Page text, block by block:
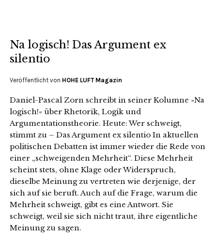
Na logisch! Das Argument ex
silentio
Veröffentlicht von HOHE LUFT Magazin
Daniel-Pascal Zorn schreibt in seiner Kolumne »Na
logisch!« über Rhetorik, Logik und
Argumentationstheorie. Heute: Wer schweigt,
stimmt zu – Das Argument ex silentio In aktuellen
politischen Debatten ist immer wieder die Rede von
einer „schweigenden Mehrheit“. Diese Mehrheit
scheint stets, ohne Klage oder Widerspruch,
dieselbe Meinung zu vertreten wie derjenige, der
sich auf sie beruft. Auch auf die Frage, warum die
Mehrheit schweigt, gibt es eine Antwort. Sie
schweigt, weil sie sich nicht traut, ihre eigentliche
Meinung zu sagen.